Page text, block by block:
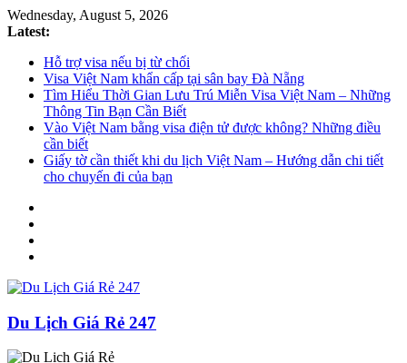
Wednesday, August 5, 2026
Latest:
Hỗ trợ visa nếu bị từ chối
Visa Việt Nam khẩn cấp tại sân bay Đà Nẵng
Tìm Hiểu Thời Gian Lưu Trú Miễn Visa Việt Nam – Những
Thông Tin Bạn Cần Biết
Vào Việt Nam bằng visa điện tử được không? Những điều
cần biết
Giấy tờ cần thiết khi du lịch Việt Nam – Hướng dẫn chi tiết
cho chuyến đi của bạn
Du Lịch Giá Rẻ 247